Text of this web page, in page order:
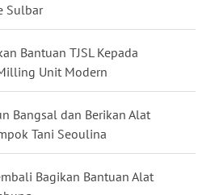
Sulbar
Bantuan TJSL Kepada
Unit Modern
Bangsal dan Berikan Alat
Tani Seoulina
Bagikan Bantuan Alat